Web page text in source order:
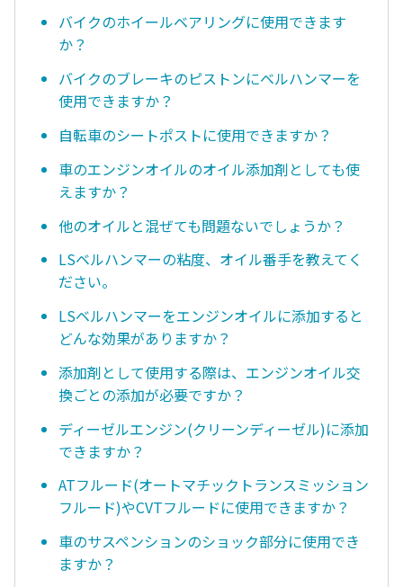
バイクのホイールベアリングに使用できます
か？
バイクのブレーキのピストンにベルハンマーを
使用できますか？
自転車のシートポストに使用できますか？
車のエンジンオイルのオイル添加剤としても使
えますか？
他のオイルと混ぜても問題ないでしょうか？
LSベルハンマーの粘度、オイル番手を教えてく
ださい。
LSベルハンマーをエンジンオイルに添加すると
どんな効果がありますか？
添加剤として使用する際は、エンジンオイル交
換ごとの添加が必要ですか？
ディーゼルエンジン(クリーンディーゼル)に添加
できますか？
ATフルード(オートマチックトランスミッション
フルード)やCVTフルードに使用できますか？
車のサスペンションのショック部分に使用でき
ますか？